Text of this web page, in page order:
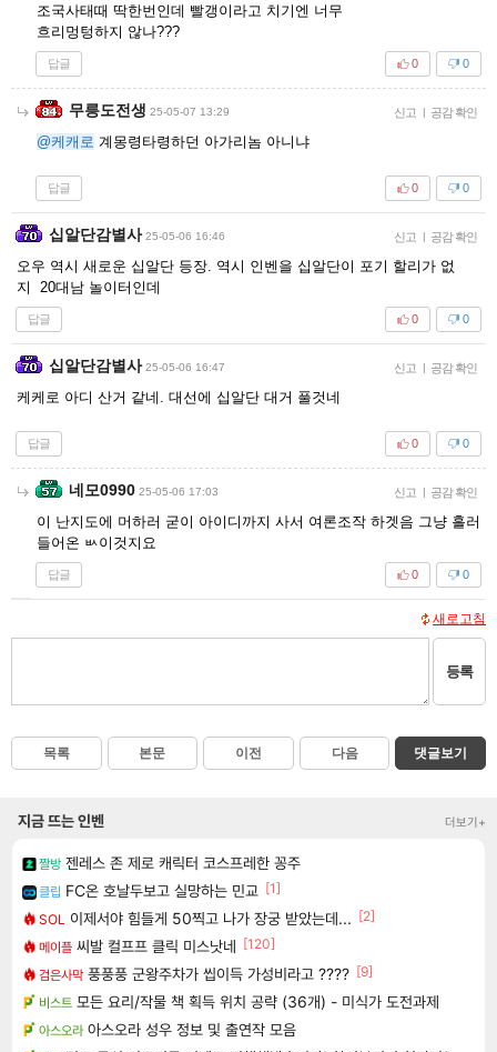
조국사태때 딱한번인데 빨갱이라고 치기엔 너무
흐리멍텅하지 않나???
답글 0
0
무릉도전생 25-05-07 13:29 신고 | 공감 확인
@케캐로 계몽령타령하던 아가리놈 아니냐
답글 0
0
십알단감별사 25-05-06 16:46 신고 | 공감 확인
오우 역시 새로운 십알단 등장. 역시 인벤을 십알단이 포기 할리가 없
지 20대남 놀이터인데
답글 0
0
십알단감별사 25-05-06 16:47 신고 | 공감 확인
케케로 아디 산거 같네. 대선에 십알단 대거 풀것네
답글 0
0
네모0990 25-05-06 17:03 신고 | 공감 확인
이 난지도에 머하러 굳이 아이디까지 사서 여론조작 하겟음 그냥 흘러
들어온 ㅄ이것지요
답글 0
0
새로고침
등록
목록 본문 이전 다음 댓글보기
지금 뜨는 인벤 더보기+
짤방 젠레스 존 제로 캐릭터 코스프레한 꽁주
클립 FC온 호날두보고 실망하는 민교 [1]
SOL 이제서야 힘들게 50찍고 나가 장궁 받았는데... [2]
메이플 씨발 컬프프 클릭 미스낫네 [120]
검은사막 풍풍풍 군왕주차가 씹이득 가성비라고 ???? [9]
비스트 모든 요리/작물 책 획득 위치 공략 (36개) - 미식가 도전과제
아스오라 아스오라 성우 정보 및 출연작 모음